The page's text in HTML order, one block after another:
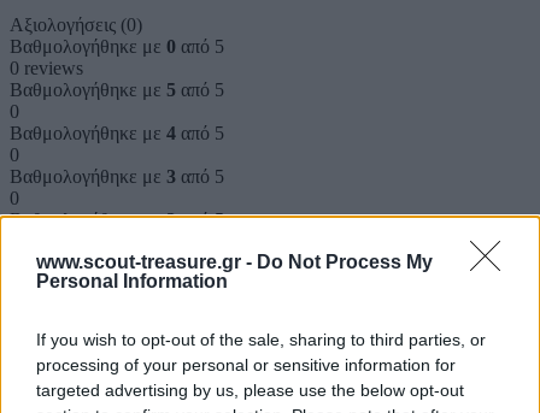
www.scout-treasure.gr - Do Not Process My
Personal Information
If you wish to opt-out of the sale, sharing to third parties, or
processing of your personal or sensitive information for
targeted advertising by us, please use the below opt-out
Αξιολογήσεις (0)
Βαθμολογήθηκε με 0 από 5
0 reviews
Βαθμολογήθηκε με 5 από 5
0
Βαθμολογήθηκε με 4 από 5
0
Βαθμολογήθηκε με 3 από 5
0
Βαθμολογήθηκε με2από 5
Βαθμολογήθηκε με1από 5
Αξιολογήσεις
Clear filters